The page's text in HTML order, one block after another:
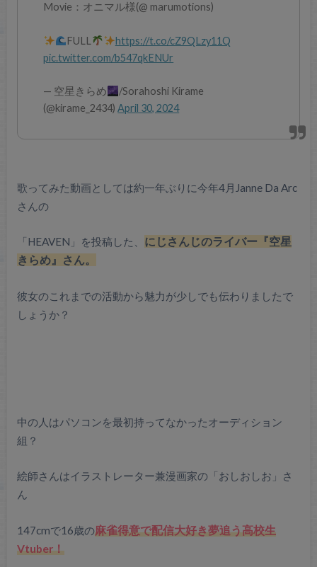
Movie：オニマル様(@ marumotions)
FULL
https://t.co/cZ9QLzy11Q
pic.twitter.com/b547qkENUr
— 空星きらめ
/Sorahoshi Kirame
(@kirame_2434)April 30, 2024
歌ってみた動画としては約一年ぶりに今年4月Janne Da Arc
さんの
「HEAVEN」を投稿した、 にじさんじのライバー『空星
きらめ』さん。
彼女のこれまでの活動から魅力が少しでも伝わりましたで
しょうか？
中の人はパソコンを最初持ってなかったオーディション
組？
絵師さんはイラストレーター兼漫画家の「おしおしお」さ
ん
147cmで16歳の麻雀得意で配信大好き夢追う高校生
Vtuber！